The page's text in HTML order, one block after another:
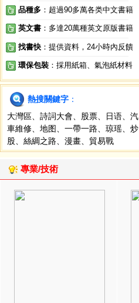
品種多 ：超過90多萬各类中文書籍
英文書 ：多達20萬種英文原版書籍
找書快 ：提供資料，24小時內反饋
環保包裝 ：採用紙箱、氣泡紙材料
熱搜關鍵字 ：
大灣區
詩詞大會 股票 日语
汽
車維修
地图 一帶一路 琼瑶
炒
股
絲綢之路 漫畫 貿易戰
專業/技術